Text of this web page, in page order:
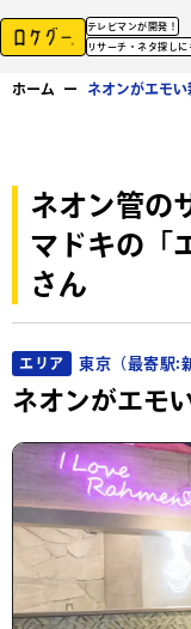
テレビマンが開発！
リサーチ・ネタ探し
ホーム ー ネオンがエモ
ネオン管の
マドキの「
さん
エリア 東京（最寄駅:
ネオンがエモ